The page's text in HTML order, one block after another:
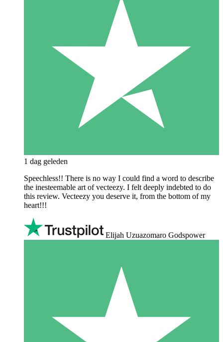
1 dag geleden
Speechless!! There is no way I could find a word to describe
the inesteemable art of vecteezy. I felt deeply indebted to do
this review. Vecteezy you deserve it, from the bottom of my
heart!!!
Elijah Uzuazomaro Godspower